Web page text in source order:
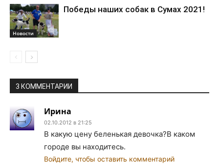
Новости
Победы наших собак в Сумах 2021!
3 КОММЕНТАРИИ
Ирина
02.10.2012 в 21:25
В какую цену беленькая девочка?В каком
городе вы находитесь.
Войдите, чтобы оставить комментарий